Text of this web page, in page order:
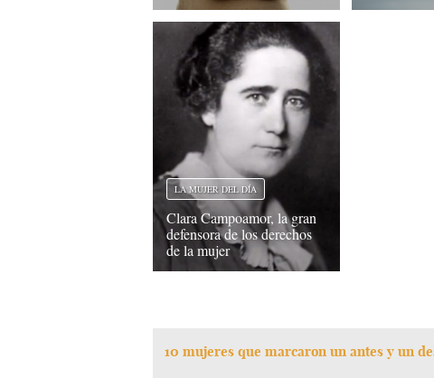
LA MUJER DEL DÍA
Clara Campoamor, la gran
defensora de los derechos
de la mujer
10 mujeres que marcaron un antes y un